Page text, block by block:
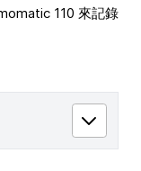
110 來記錄